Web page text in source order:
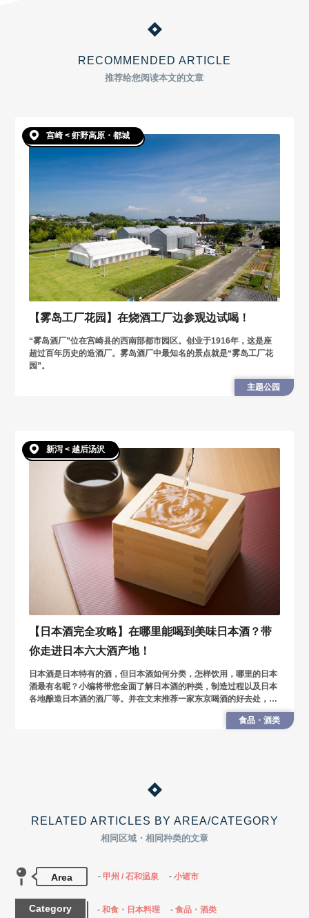
RECOMMENDED ARTICLE
推荐给您阅读本文的文章
宫崎 < 虾野高原・都城
【雾岛工厂花园】在烧酒工厂边参观边试喝！
“雾岛酒厂”位在宫崎县的西南部都市园区。创业于1916年，这是座
超过百年历史的造酒厂。雾岛酒厂中最知名的景点就是“雾岛工厂花
园”。
主题公园
新泻 < 越后汤沢
【日本酒完全攻略】在哪里能喝到美味日本酒？带
你走进日本六大酒产地！
日本酒是日本特有的酒，但日本酒如何分类，怎样饮用，哪里的日本
酒最有名呢？小编将带您全面了解日本酒的种类，制造过程以及日本
各地酿造日本酒的酒厂等。并在文末推荐一家东京喝酒的好去处，让
食品・酒类
RELATED ARTICLES BY AREA/CATEGORY
相同区域・相同种类的文章
Area 甲州 / 石和温泉 小诸市
Category 和食・日本料理 食品・酒类